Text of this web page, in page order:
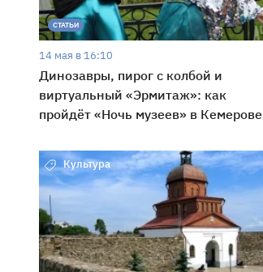
СТАТЬИ
14 мая в 16:10
Динозавры, пирог с колбой и
виртуальный «Эрмитаж»: как
пройдёт «Ночь музеев» в Кемерове
Культура